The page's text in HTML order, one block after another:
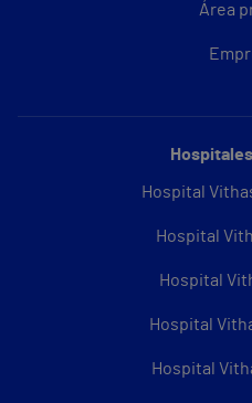
Área
Hospital
Hospital
Hospital
Hospital
Hospital